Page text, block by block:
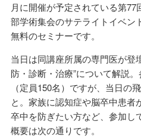
月に開催が予定されている第
部学術集会のサテライトイベン
無料のセミナーです。
当日は同講座所属の専門医が登
防・診断・治療”について解説
（定員150名）ですが、当日の
と。家族に認知症や脳卒中患者
卒中を防ぎたい方など、参加し
概要は次の通りです。